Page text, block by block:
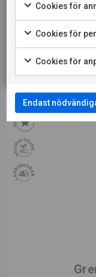
LÄS
Cookies för
Cookies för
Cookies för
Endast